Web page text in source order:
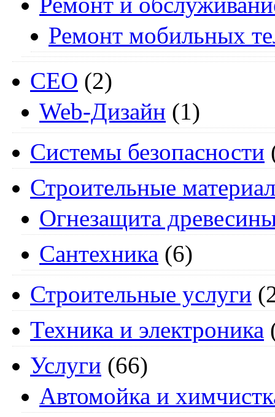
Ремонт мобильных
СЕО (2)
Web-Дизайн (1)
Системы безопасности
Строительные
Огнезащита
Сантехника (6)
Строительные услуги
Техника и электроника
Услуги (66)
Автомойка и